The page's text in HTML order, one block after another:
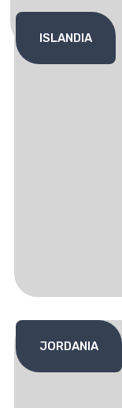
ISLANDIA
JORDANIA